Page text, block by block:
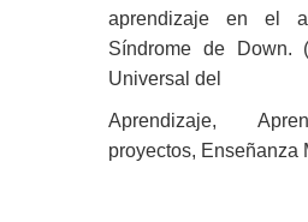
aprendizaje en el
Síndrome de Down.
Universal del
Aprendizaje,
proyectos, Enseñanza